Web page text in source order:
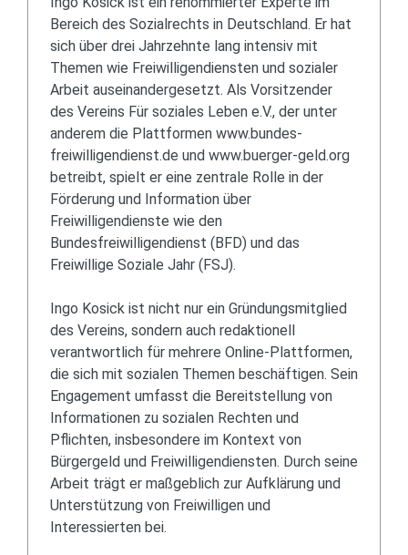
Bereich des Sozialrechts in Deutschland. Er hat
sich über drei Jahrzehnte lang intensiv mit
Themen wie Freiwilligendiensten und sozialer
Arbeit auseinandergesetzt. Als Vorsitzender
des Vereins Für soziales Leben e.V., der unter
anderem die Plattformen www.bundes-
freiwilligendienst.de und www.buerger-geld.org
betreibt, spielt er eine zentrale Rolle in der
Förderung und Information über
Freiwilligendienste wie den
Bundesfreiwilligendienst (BFD) und das
Freiwillige Soziale Jahr (FSJ).
Ingo Kosick ist nicht nur ein Gründungsmitglied
des Vereins, sondern auch redaktionell
verantwortlich für mehrere Online-Plattformen,
die sich mit sozialen Themen beschäftigen. Sein
Engagement umfasst die Bereitstellung von
Informationen zu sozialen Rechten und
Pflichten, insbesondere im Kontext von
Bürgergeld und Freiwilligendiensten. Durch seine
Arbeit trägt er maßgeblich zur Aufklärung und
Unterstützung von Freiwilligen und
Interessierten bei.